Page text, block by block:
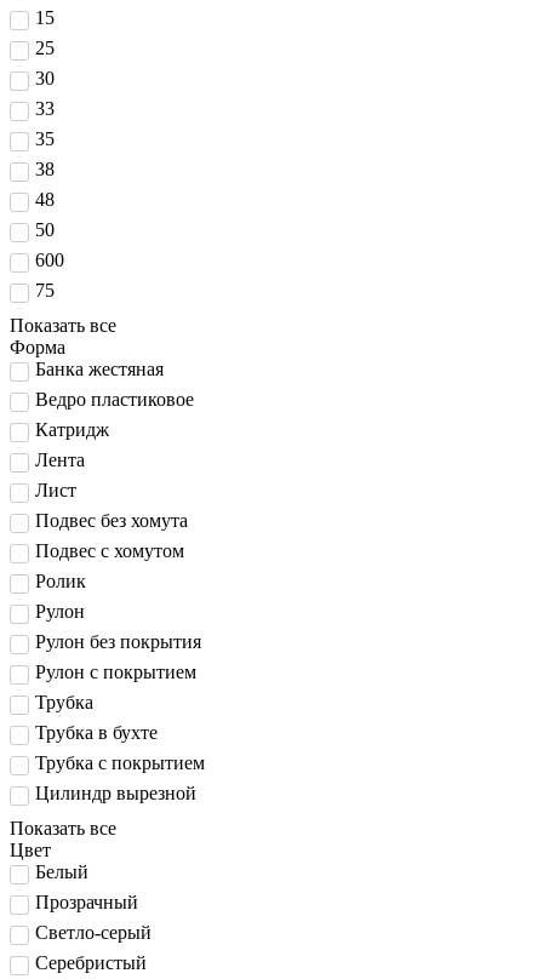
15
25
30
33
35
38
48
50
600
75
Показать все
Форма
Банка жестяная
Ведро пластиковое
Катридж
Лента
Лист
Подвес без хомута
Подвес с хомутом
Ролик
Рулон
Рулон без покрытия
Рулон с покрытием
Трубка
Трубка в бухте
Трубка с покрытием
Цилиндр вырезной
Показать все
Цвет
Белый
Прозрачный
Светло-серый
Серебристый